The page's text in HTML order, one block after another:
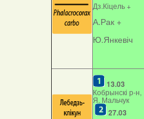
Дз.Кіцель +
А.Рак +
Ю.Янкевіч
13.03
Кобрынскі р-н,
Я. Мальчук
27.03